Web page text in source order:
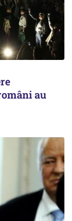
au